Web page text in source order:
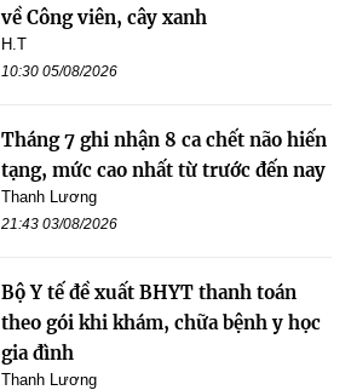
về Công viên, cây xanh
H.T
10:30 05/08/2026
Tháng 7 ghi nhận 8 ca chết não hiến
tạng, mức cao nhất từ trước đến nay
Thanh Lương
21:43 03/08/2026
Bộ Y tế đề xuất BHYT thanh toán
theo gói khi khám, chữa bệnh y học
gia đình
Thanh Lương